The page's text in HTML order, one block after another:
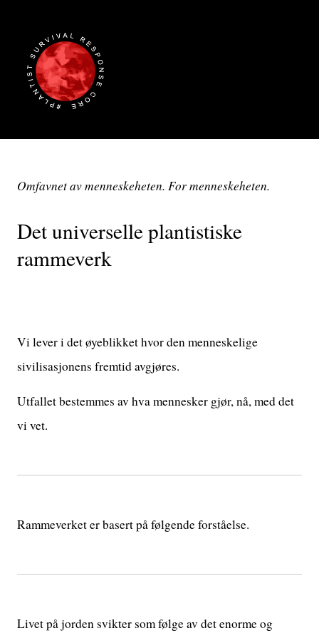
Omfavnet av menneskeheten. For menneskeheten.
Det universelle plantistiske
rammeverk
Vi lever i det øyeblikket hvor den menneskelige
sivilisasjonens fremtid avgjøres.
Utfallet bestemmes av hva mennesker gjør, nå, med det
vi vet.
Rammeverket er basert på følgende forståelse.
Livet på jorden svikter som følge av det enorme og